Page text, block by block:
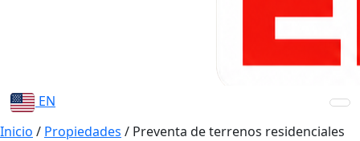
EN
Inicio / Propiedades / Preventa de terrenos residenciales